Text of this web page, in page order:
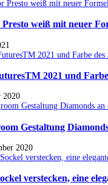
weiß mit neuer
2021 und
2020
Gestaltung
2020
verstecken, eine